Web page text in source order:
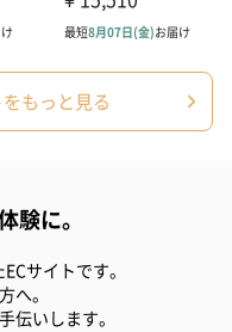
ル）（1,760
届けいたします。ギフト
もっと見る
験に。
サイトです。
へ。
伝いします。